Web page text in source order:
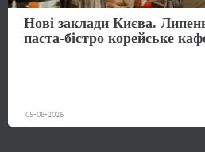
Нові заклади Києва.
паста-бістро корейське
05-08-2026